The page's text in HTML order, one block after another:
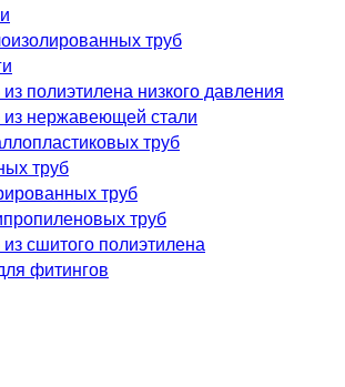
труб
полиэтилена низкого давления
из нержавеющей стали
труб
труб
труб
труб
сшитого полиэтилена
фитингов